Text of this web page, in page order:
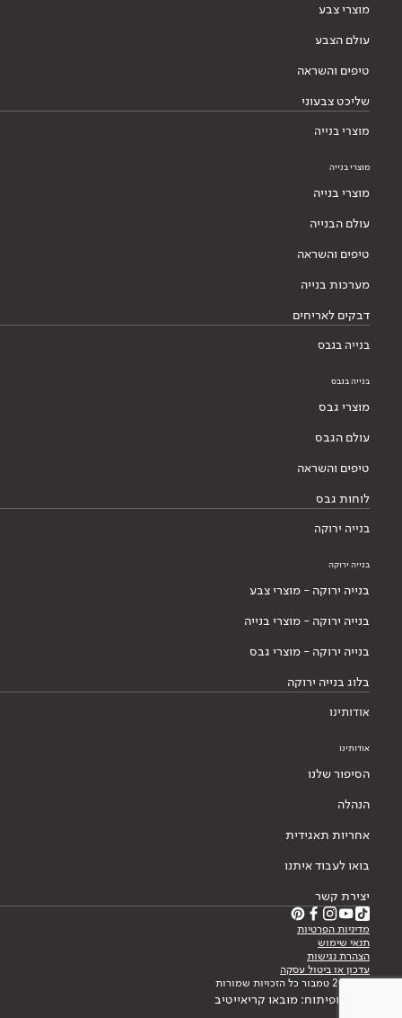
מוצרי צבע
עולם הצבע
טיפים והשראה
שליכט צבעוני
מוצרי בנייה
מוצרי בנייה
מוצרי בנייה
עולם הבנייה
טיפים והשראה
מערכות בנייה
דבקים לאריחים
בנייה בגבס
בנייה בגבס
מוצרי גבס
עולם הגבס
טיפים והשראה
לוחות גבס
בנייה ירוקה
בנייה ירוקה
בנייה ירוקה - מוצרי צבע
בנייה ירוקה - מוצרי בנייה
בנייה ירוקה - מוצרי גבס
בלוג בנייה ירוקה
אודותינו
אודותינו
הסיפור שלנו
הנהלה
אחריות תאגידית
בואו לעבוד איתנו
יצירת קשר
מדיניות הפרטיות
תנאי שימוש
הצהרת נגישות
עדכון או ביטול עסקה
© 2026 טמבור כל הזכויות שמורות
עיצוב ופיתוח: מובאו קריאייטיב